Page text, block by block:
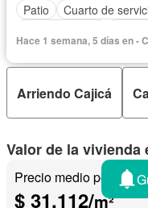
Patio
Cuarto de
Hace 1 semana, 5 días en -
Arriendo Cajicá
Valor de la vivienda
Precio medio por m²
$ 31.112/m²